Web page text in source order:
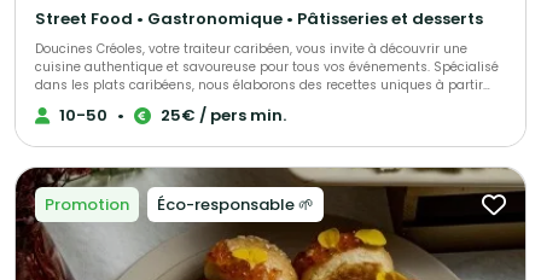
Street Food • Gastronomique • Pâtisseries et desserts
Doucines Créoles, votre traiteur caribéen, vous invite à découvrir une
cuisine authentique et savoureuse pour tous vos événements. Spécialisé
dans les plats caribéens, nous élaborons des recettes uniques à partir
d’ingrédients de qualité, alliant savoir-faire et tradition. Offrez à vos
convives une expérience culinaire inoubliable avec nos mets
10-50 • 25€ / pers min.
Promotion Éco-responsable 🌱